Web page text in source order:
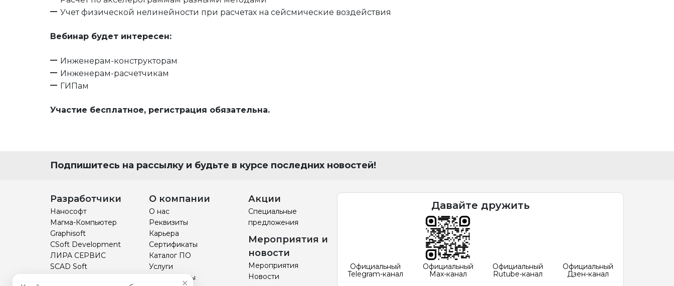
Учет физической нелинейности при расчетах на сейсмические воздействия
Вебинар будет интересен:
Инженерам-конструкторам
Инженерам-расчетчикам
ГИПам
Участие бесплатное, регистрация обязательна.
Подпишитесь на рассылку и будьте в курсе последних новостей!
Разработчики
Нанософт
Магма-Компьютер
Graphisoft
CSoft Development
ЛИРА СЕРВИС
SCAD Soft
О компании
О нас
Реквизиты
Карьера
Сертификаты
Каталог ПО
Услуги
Прайс-листы
Акции
Специальные
предложения
Мероприятия и
новости
Мероприятия
Новости
Давайте дружить
Официальный
Telegram-канал
Официальный
Max-канал
Официальный
Rutube-канал
Официальный
Дзен-канал
✕